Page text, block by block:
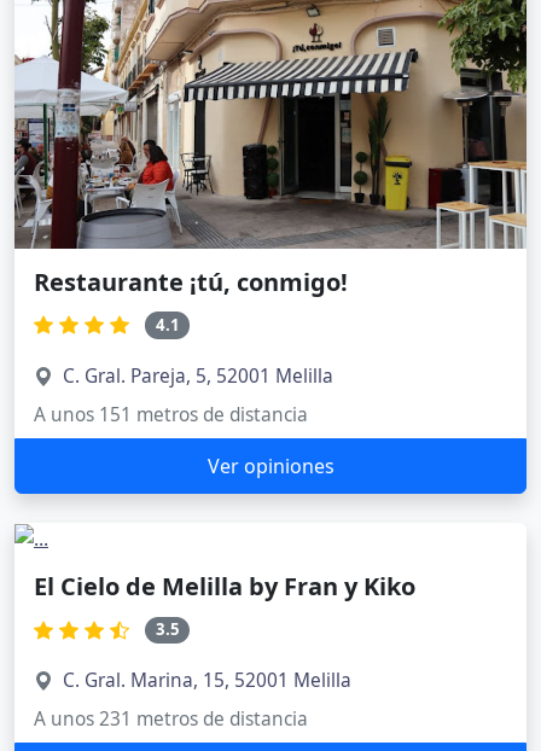
Restaurante ¡tú, conmigo!
4.1
C. Gral. Pareja, 5, 52001 Melilla
A unos 151 metros de distancia
Ver opiniones
El Cielo de Melilla by Fran y Kiko
3.5
C. Gral. Marina, 15, 52001 Melilla
A unos 231 metros de distancia